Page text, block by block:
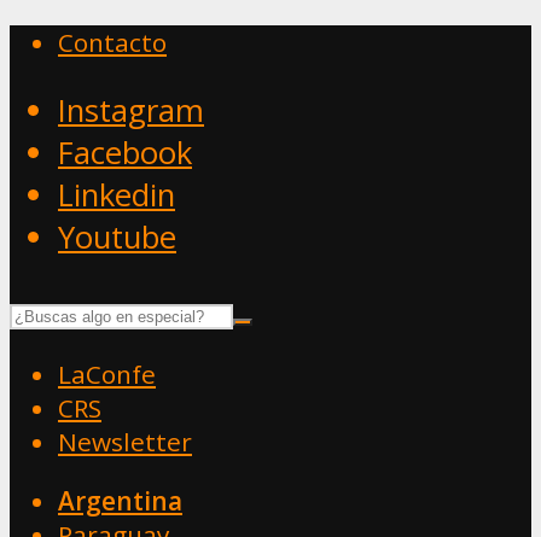
Contacto
Instagram
Facebook
Linkedin
Youtube
LaConfe
CRS
Newsletter
Argentina